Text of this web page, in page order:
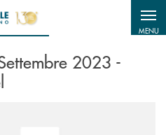
MENU
2023 -